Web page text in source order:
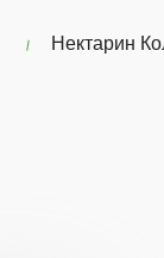
Нектарин